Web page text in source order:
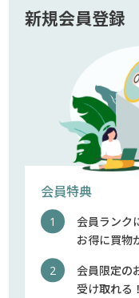
新規会員登録
会員特典
会員ランク
お得に買物
会員限定の
受け取れる！